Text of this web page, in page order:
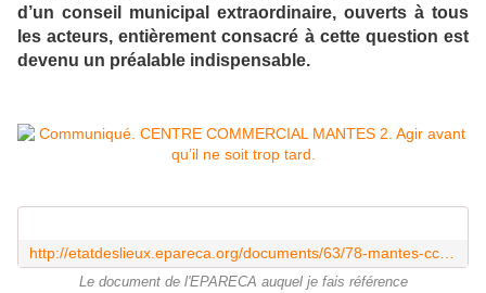
d’un conseil municipal extraordinaire, ouverts à tous
les acteurs, entièrement consacré à cette question est
devenu un préalable indispensable.
Le document de l'EPARECA auquel je fais référence